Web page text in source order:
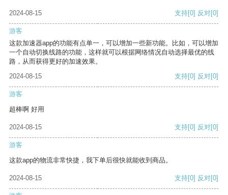
2024-08-15 支持[0] 反对[0]
游客
这款加速器app的功能有点单一，可以增加一些新功能。比如，可以增加
一个自动切换线路的功能，这样就可以根据网络情况自动选择最优的线
路，从而获得更好的加速效果。
2024-08-15
支持[0] 反对[0]
游客
超棒啊 好用
2024-08-15 支持[0] 反对[0]
游客
这款app的物流非常快捷，我下单后很快就能收到商品。
2024-08-15 支持[0] 反对[0]